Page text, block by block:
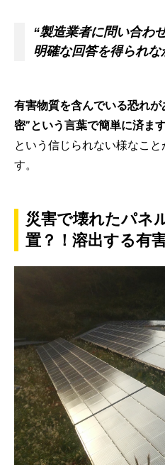
“製造業者に問い合わ
明確な回答を得られな
有害物質を含んでいる恐れ
密”という言葉で簡単に済ま
という信じられない様なこ
す。
災害で壊れたパネ
置？！溶出する有